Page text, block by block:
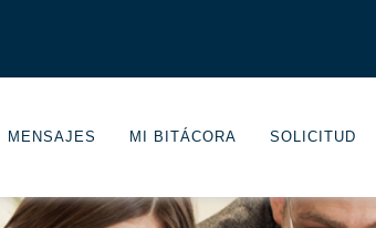
MENSAJES MI BITÁCORA SOLICITUD